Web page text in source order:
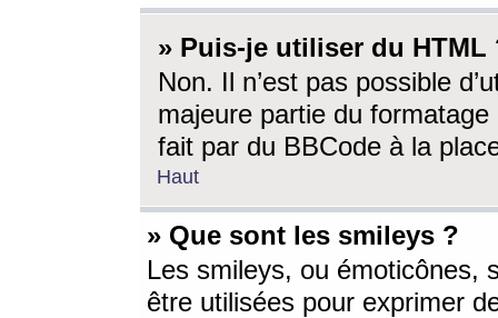
» Puis-je utiliser du HTML
Non. Il n’est pas possible
majeure partie du
fait par du BBCode à la
Haut
» Que sont les smileys ?
Les smileys, ou émoticônes,
être utilisées pour exprimer